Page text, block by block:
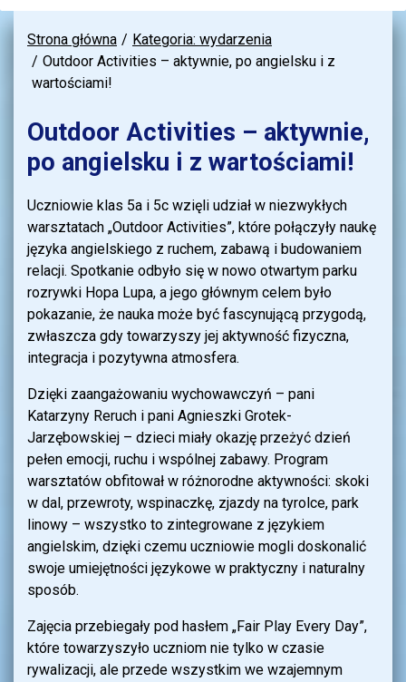
Strona główna
Kategoria: wydarzenia
Outdoor Activities – aktywnie, po angielsku i z
wartościami!
Outdoor Activities – aktywnie,
po angielsku i z wartościami!
Uczniowie klas 5a i 5c wzięli udział w niezwykłych
warsztatach „Outdoor Activities”, które połączyły naukę
języka angielskiego z ruchem, zabawą i budowaniem
relacji. Spotkanie odbyło się w nowo otwartym parku
rozrywki Hopa Lupa, a jego głównym celem było
pokazanie, że nauka może być fascynującą przygodą,
zwłaszcza gdy towarzyszy jej aktywność fizyczna,
integracja i pozytywna atmosfera.
Dzięki zaangażowaniu wychowawczyń – pani
Katarzyny Reruch i pani Agnieszki Grotek-
Jarzębowskiej – dzieci miały okazję przeżyć dzień
pełen emocji, ruchu i wspólnej zabawy. Program
warsztatów obfitował w różnorodne aktywności: skoki
w dal, przewroty, wspinaczkę, zjazdy na tyrolce, park
linowy – wszystko to zintegrowane z językiem
angielskim, dzięki czemu uczniowie mogli doskonalić
swoje umiejętności językowe w praktyczny i naturalny
sposób.
Zajęcia przebiegały pod hasłem „Fair Play Every Day”,
które towarzyszyło uczniom nie tylko w czasie
rywalizacji, ale przede wszystkim we wzajemnym